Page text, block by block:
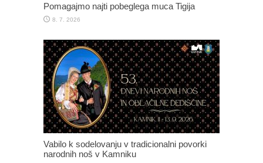
Pomagajmo najti pobeglega muca Tigija
8. 7. 2026
Vabilo k sodelovanju v tradicionalni povorki
narodnih noš v Kamniku